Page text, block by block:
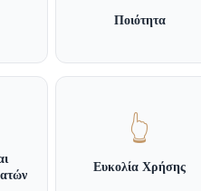
Ποιότητα
👆
Ευκολία Χρήσης